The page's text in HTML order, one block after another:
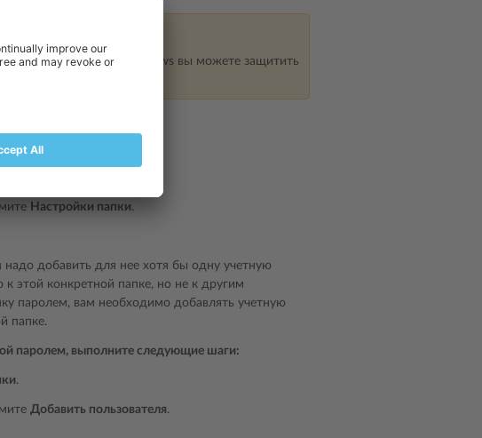
В Plesk для Windows вы можете защитить
следующие шаги:
Настройки папки.
добавить для нее хотя бы одну учетную
к этой конкретной папке, но не к другим
паролем, вам необходимо добавлять учетную
папке.
паролем, выполните следующие шаги:
.
Добавить пользователя.